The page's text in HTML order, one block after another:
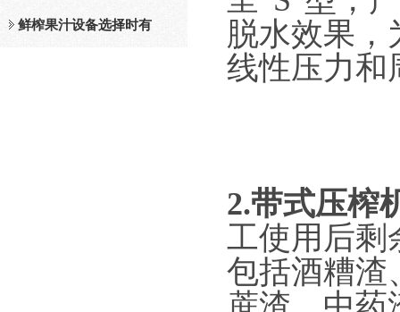
整套设备和工作流程
鲜榨果汁设备选择时有
脱水效果，
线性压力和
2.带式压榨
工使用后剩
包括酒糟渣